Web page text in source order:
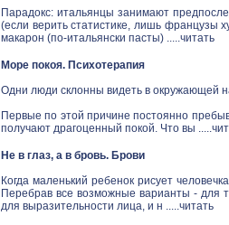
Парадокс: итальянцы занимают
(если верить статистике, лишь французы
макарон (по-итальянски пасты) .....читать
Море покоя. Психотерапия
Одни люди склонны видеть в окружающей
Первые по этой причине постоянно
получают драгоценный покой. Что вы .....
Не в глаз, а в бровь. Брови
Когда маленький ребенок рисует
Перебрав все возможные варианты - для
для выразительности лица, и н .....читать